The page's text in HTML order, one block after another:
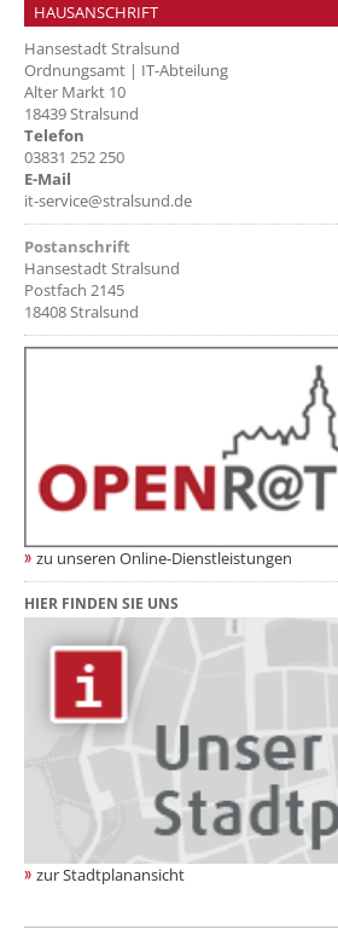
HAUSANSCHRIFT
Hansestadt Stralsund
Ordnungsamt | IT-Abteilung
Alter Markt 10
18439 Stralsund
Telefon
03831 252 250
E-Mail
it-service@stralsund.de
Postanschrift
Hansestadt Stralsund
Postfach 2145
18408 Stralsund
zu unseren Online-Dienstleistungen
HIER FINDEN SIE UNS
zur Stadtplanansicht